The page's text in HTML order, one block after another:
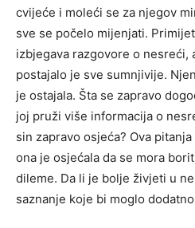
cvijeće i moleći se za njegov
sve se počelo mijenjati.
izbjegava razgovore o nesreći,
postajalo je sve sumnjivije.
je ostajala. Šta se zapravo
joj pruži više informacija o
sin zapravo osjeća? Ova
ona je osjećala da se mora
dileme. Da li je bolje živjeti u
saznanje koje bi moglo